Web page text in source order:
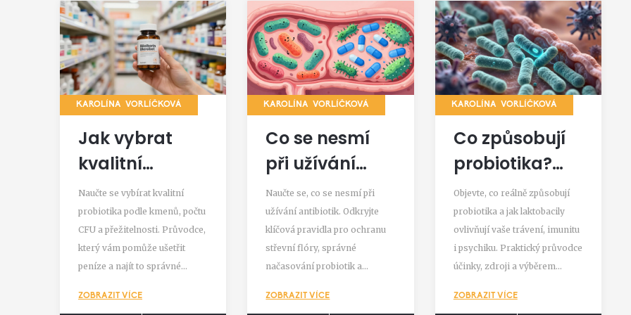
KAROLÍNA VORLÍČKOVÁ
Jak vybrat
kvalitní
probiotika:
Průvodce pro
začátečníky i
pokročilé
Naučte se vybírat kvalitní
probiotika podle kmenů, počtu
CFU a přežitelnosti. Průvodce,
který vám pomůže ušetřit
peníze a najít to správné
ZOBRAZIT VÍCE
KAROLÍNA VORLÍČKOVÁ
Co se nesmí
při užívání
antibiotik?
Pravidla pro
střevní
mikrobiom a
laktobacily
Naučte se, co se nesmí při
užívání antibiotik. Odkryjte
klíčová pravidla pro ochranu
střevní flóry, správné
načasování probiotik a
podpoří vaše zdraví.
ZOBRAZIT VÍCE
KAROLÍNA VORLÍČKOVÁ
Co způsobují
probiotika?
Účinky,
laktobacily a
přínosy pro
zdraví
Objevte, co reálně způsobují
probiotika a jak laktobacily
ovlivňují vaše trávení, imunitu
i psychiku. Praktický průvodce
účinky, zdroji a výběrem
ZOBRAZIT VÍCE